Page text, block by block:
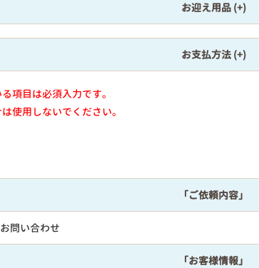
お迎え用品
お支払方法
項目は必須入力です。
使用しないでください。
「ご依頼内容」
問い合わせ
「お客様情報」